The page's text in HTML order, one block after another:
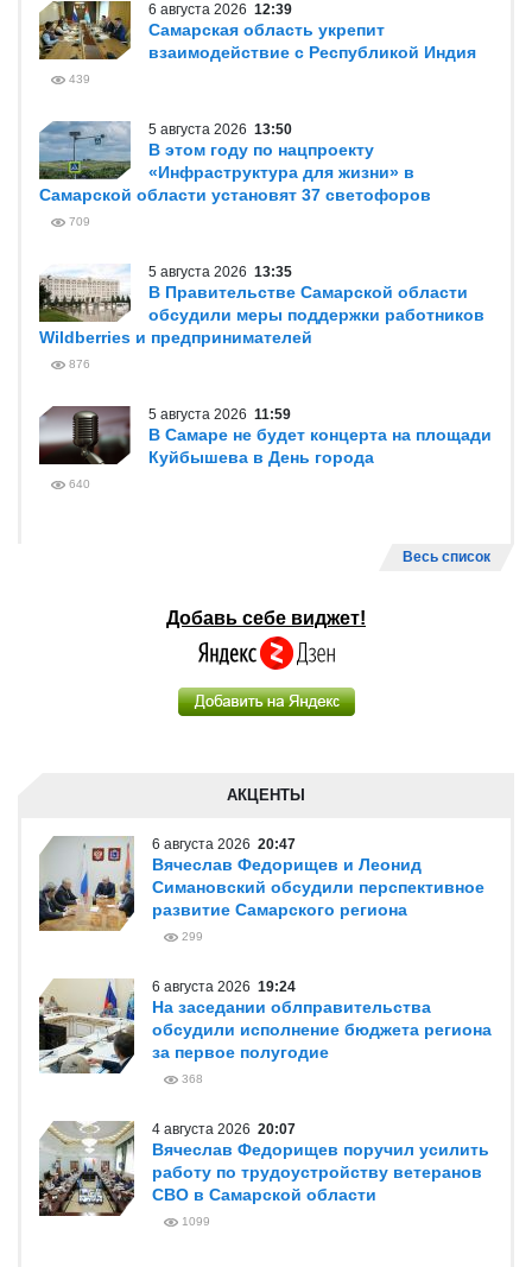
6 августа 2026 12:39
Самарская область укрепит
взаимодействие с Республикой Индия
439
5 августа 2026 13:50
В этом году по нацпроекту
«Инфраструктура для жизни» в
Самарской области установят 37 светофоров
709
5 августа 2026 13:35
В Правительстве Самарской области
обсудили меры поддержки работников
Wildberries и предпринимателей
876
5 августа 2026 11:59
В Самаре не будет концерта на площади
Куйбышева в День города
640
Весь список
Добавь себе виджет!
АКЦЕНТЫ
6 августа 2026 20:47
Вячеслав Федорищев и Леонид
Симановский обсудили перспективное
развитие Самарского региона
299
6 августа 2026 19:24
На заседании облправительства
обсудили исполнение бюджета региона
за первое полугодие
368
4 августа 2026 20:07
Вячеслав Федорищев поручил усилить
работу по трудоустройству ветеранов
СВО в Самарской области
1099